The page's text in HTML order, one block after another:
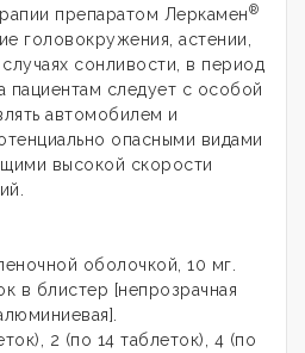
препаратом Леркамен®
головокружения, астении,
сонливости, в период
пациентам следует с особой
автомобилем и
опасными видами
высокой скорости
оболочкой, 10 мг.
в блистер [непрозрачная
2 (по 14 таблеток), 4 (по